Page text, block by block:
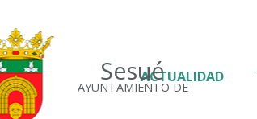
Sesué
AYUNTAMIENTO DE
ACTUALIDAD